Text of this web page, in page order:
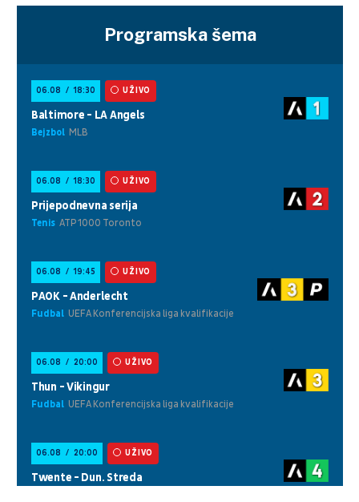
Programska šema